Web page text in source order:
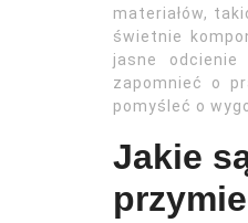
materiałów,
świetnie
jasne
zapomnieć o
pomyśleć o
Jakie